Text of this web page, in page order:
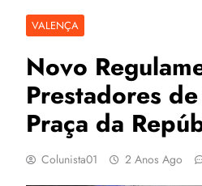
VALENÇA
Novo
Prestadores
Praça da
Colunista01 2 Anos Ago